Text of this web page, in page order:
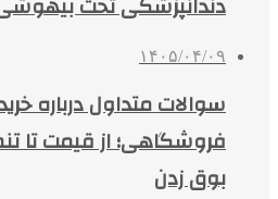
۱۴۰۵/۰۴/۰۹
سوالات متداول درباره
فروشگاهی؛ از قیمت تا
بوق زدن